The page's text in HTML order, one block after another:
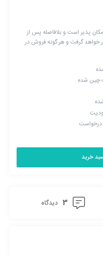
پذیر است و بلافاصله پس از
خواهد گرفت و هر گونه فروش در
چین شده
خرید
3 دیدگاه